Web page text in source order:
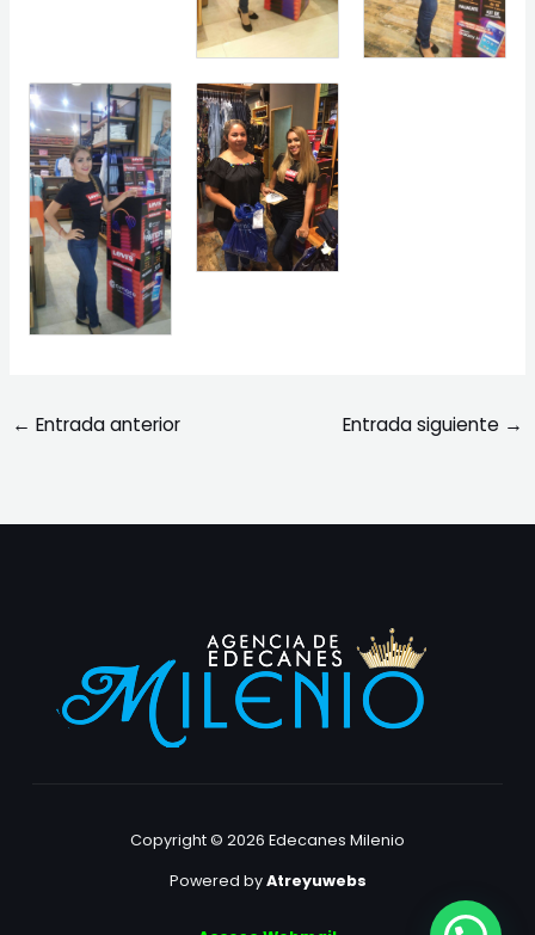
← Entrada anterior Entrada siguiente →
Copyright © 2026 Edecanes Milenio
Powered byAtreyuwebs